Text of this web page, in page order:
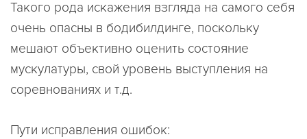
Такого рода искажения взгляда на самого себя
очень опасны в бодибилдинге, поскольку
мешают объективно оценить состояние
мускулатуры, свой уровень выступления на
соревнованиях и т.д.
Пути исправления ошибок: